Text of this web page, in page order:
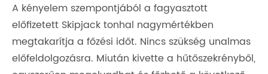
A kényelem szempontjából a fagyasztott
előfizetett Skipjack tonhal nagymértékben
megtakarítja a főzési időt. Nincs szükség unalmas
előfeldolgozásra. Miután kivette a hűtőszekrényből,